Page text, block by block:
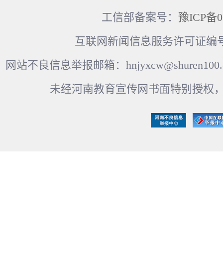
工信部备案号： 豫ICP备
互联网新闻信息服务许可证编
网站不良信息举报邮箱：
未经河南教育宣传网书面特别授权